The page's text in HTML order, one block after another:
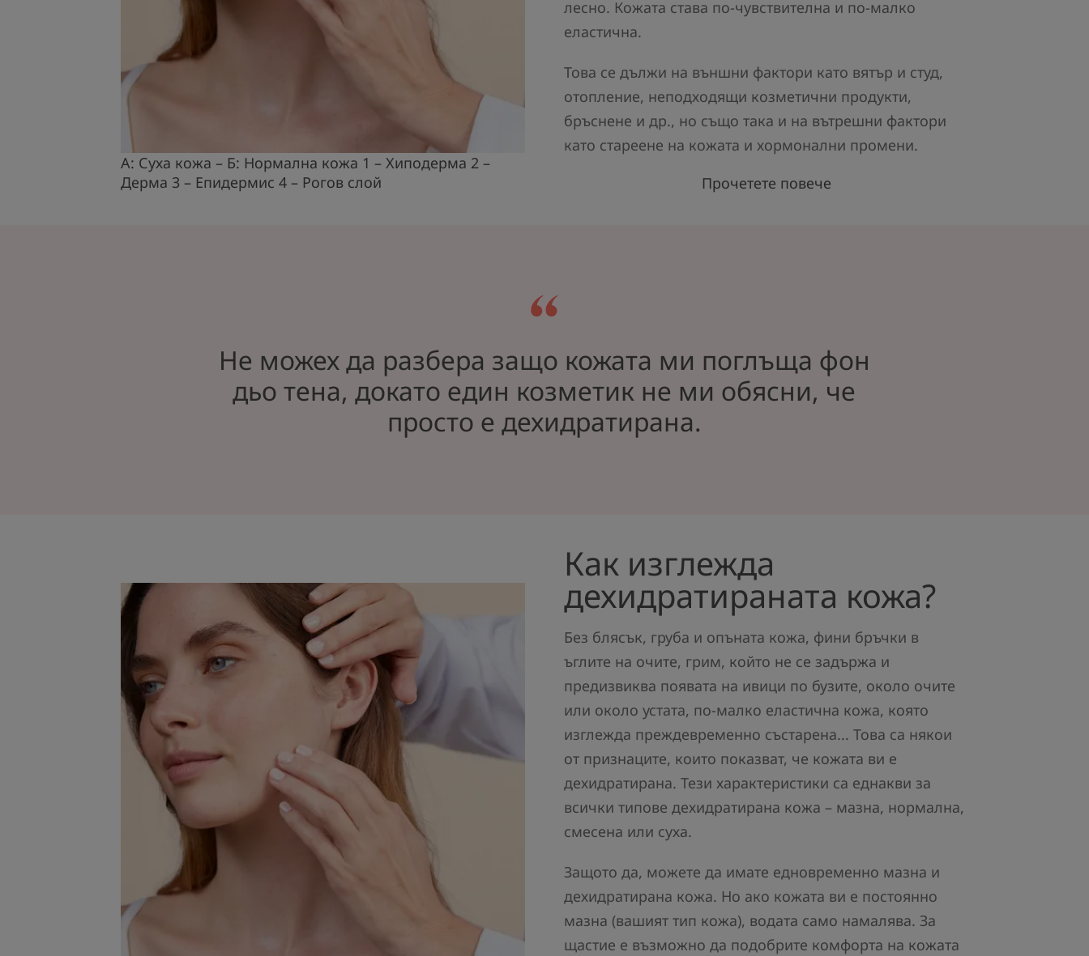
A: Суха кожа – Б: Нормална кожа 1 – Хиподерма 2 –
Дерма 3 – Епидермис 4 – Рогов слой
лесно. Кожата става по-чувствителна и по-малко
еластична.
Това се дължи на външни фактори като вятър и студ,
отопление, неподходящи козметични продукти,
бръснене и др., но също така и на вътрешни фактори
като стареене на кожата и хормонални промени.
Прочетете повече
Не можех да разбера защо кожата ми поглъща фон
дьо тена, докато един козметик не ми обясни, че
просто е дехидратирана.
Как изглежда
дехидратираната кожа?
Без блясък, груба и опъната кожа, фини бръчки в
ъглите на очите, грим, който не се задържа и
предизвиква появата на ивици по бузите, около очите
или около устата, по-малко еластична кожа, която
изглежда преждевременно състарена... Това са някои
от признаците, които показват, че кожата ви е
дехидратирана. Тези характеристики са еднакви за
всички типове дехидратирана кожа – мазна, нормална,
смесена или суха.
Защото да, можете да имате едновременно мазна и
дехидратирана кожа. Но ако кожата ви е постоянно
мазна (вашият тип кожа), водата само намалява. За
щастие е възможно да подобрите комфорта на кожата